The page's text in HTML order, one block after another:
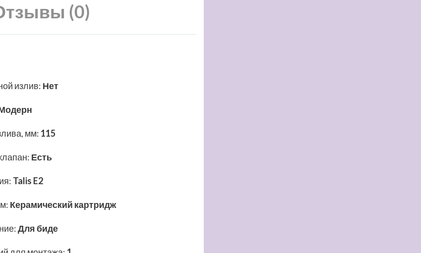
(0)
излив: Нет
мм: 115
: Есть
: Talis E2
: Керамический картридж
:Для биде